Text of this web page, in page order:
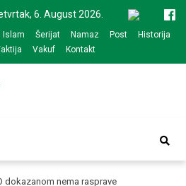
6. August 2026.
Islam Šerijat Namaz Post
Historija
Vakuf Kontakt
Bijeljina
dokazanom nema rasprave